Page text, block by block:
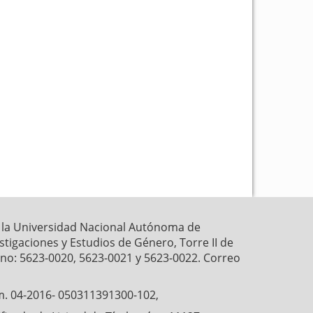
Universidad Nacional Autónoma de
y Estudios de Género, Torre II de
5623-0020, 5623-0021 y 5623-0022. Correo
2016- 050311391300-102,